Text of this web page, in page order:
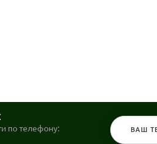
по телефону: